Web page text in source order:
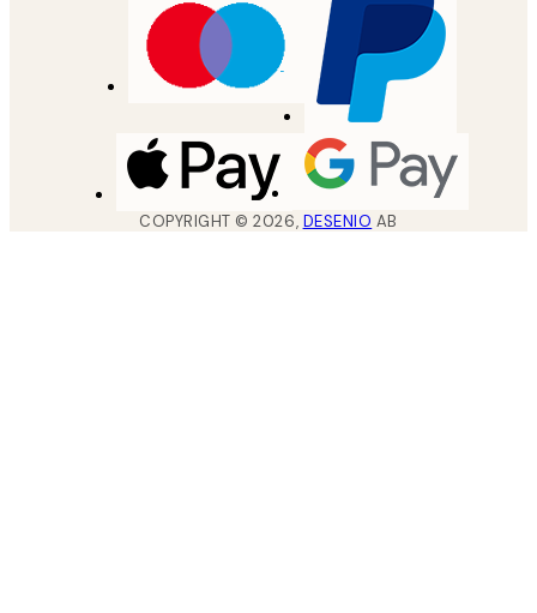
COPYRIGHT ©2026, DESENIO AB